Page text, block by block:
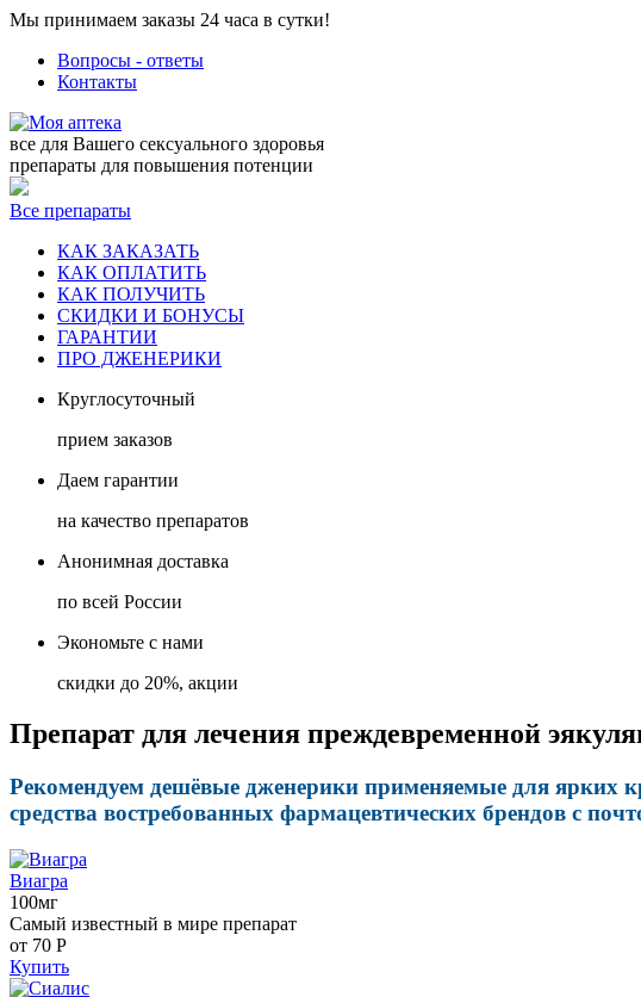
Мы принимаем заказы 24 часа в сутки!
Вопросы - ответы
Контакты
все для Вашего сексуального здоровья
препараты для повышения потенции
Все препараты
КАК ЗАКАЗАТЬ
КАК ОПЛАТИТЬ
КАК ПОЛУЧИТЬ
СКИДКИ И БОНУСЫ
ГАРАНТИИ
ПРО ДЖЕНЕРИКИ
Круглосуточный
прием заказов
Даем гарантии
на качество препаратов
Анонимная доставка
по всей России
Экономьте с нами
скидки до 20%, акции
Препарат для лечения преждевременной
Рекомендуем дешёвые дженерики применяемые для ярких
средства востребованных фармацевтических брендов с
Виагра
100мг
Самый известный в мире препарат
от 70 Р
Купить